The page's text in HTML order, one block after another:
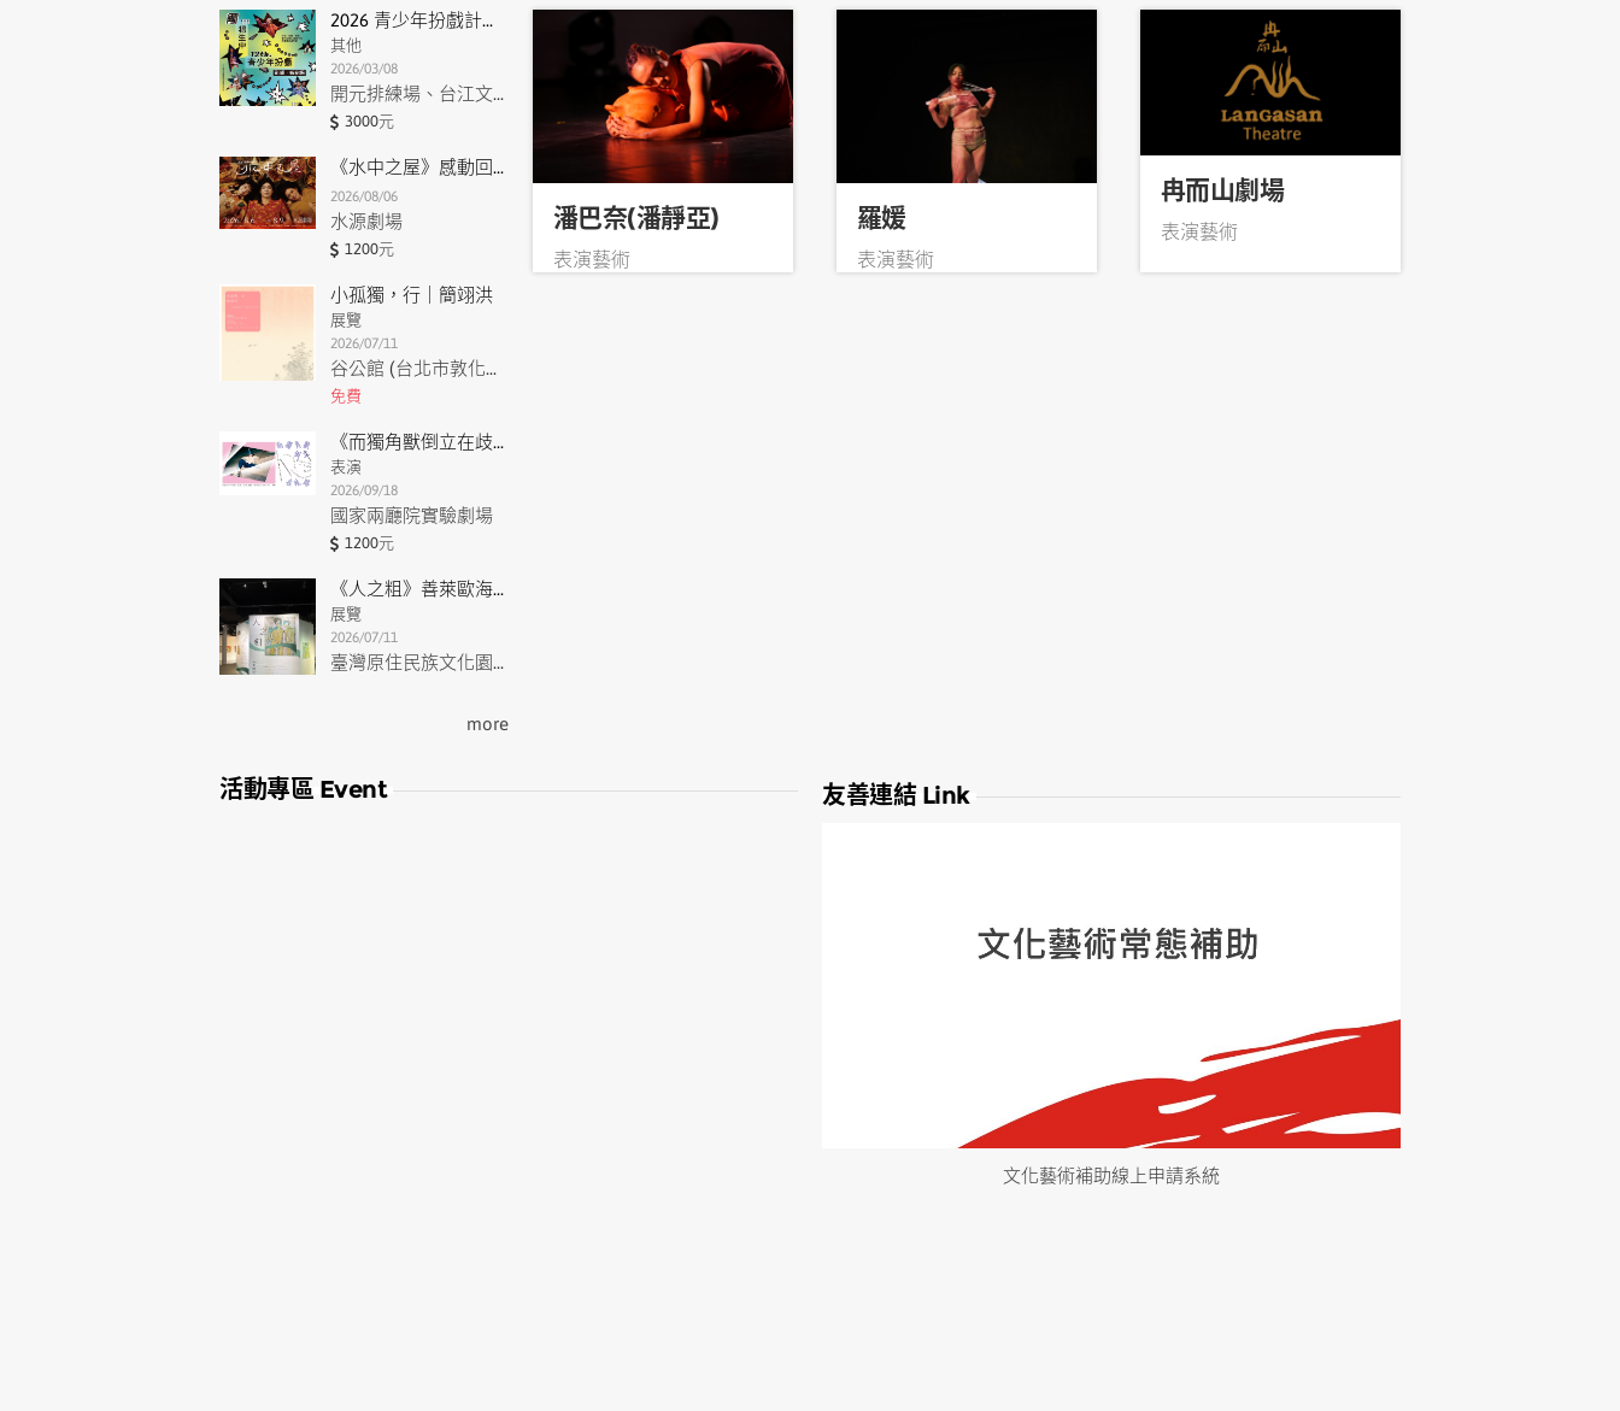
2026 青少年扮戲計畫《觸》
其他
2026/03/08
開元排練場、台江文化中心
3000元
《水中之屋》感動回歸版
2026/08/06
水源劇場
1200元
小孤獨，行｜簡翊洪
展覽
2026/07/11
谷公館 (台北市敦化南路一段21號4樓2)
免費
《而獨角獸倒立在歧路》
表演
2026/09/18
國家兩廳院實驗劇場
1200元
《人之粗》善萊歐海個展
展覽
2026/07/11
臺灣原住民族文化園區-八角樓特展館屏東縣瑪家鄉北葉村風景104號
more
潘巴奈(潘靜亞)
表演藝術
羅媛
表演藝術
冉而山劇場
表演藝術
活動專區 Event 友善連結 Link
文化藝術補助線上申請系統